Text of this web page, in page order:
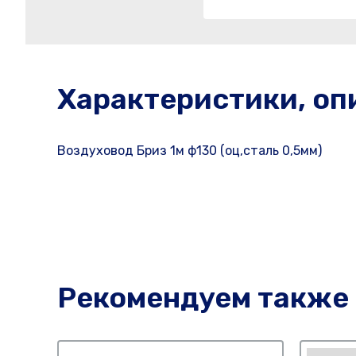
Характеристики,
Воздуховод Бриз 1м ф130 (оц,сталь 0,5мм)
Рекомендуем также